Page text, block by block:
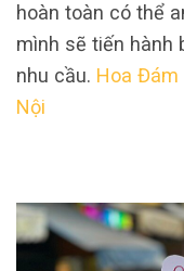
hoàn toàn có thể
mình sẽ tiến hành
nhu cầu. Hoa Đám
Nội